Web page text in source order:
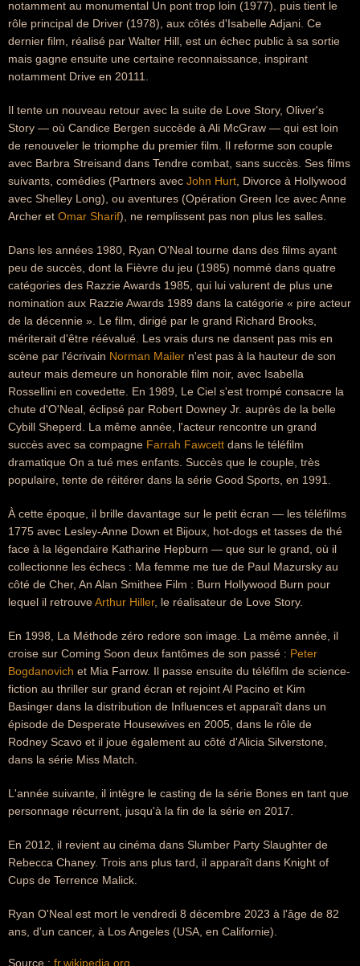
notamment au monumental Un pont trop loin (1977), puis tient le
rôle principal de Driver (1978), aux côtés d'Isabelle Adjani. Ce
dernier film, réalisé par Walter Hill, est un échec public à sa sortie
mais gagne ensuite une certaine reconnaissance, inspirant
notamment Drive en 20111.
Il tente un nouveau retour avec la suite de Love Story, Oliver's
Story — où Candice Bergen succède à Ali McGraw — qui est loin
de renouveler le triomphe du premier film. Il reforme son couple
avec Barbra Streisand dans Tendre combat, sans succès. Ses films
suivants, comédies (Partners avec John Hurt , Divorce à Hollywood
avec Shelley Long), ou aventures (Opération Green Ice avec Anne
Archer et Omar Sharif), ne remplissent pas non plus les salles.
Dans les années 1980, Ryan O'Neal tourne dans des films ayant
peu de succès, dont la Fièvre du jeu (1985) nommé dans quatre
catégories des Razzie Awards 1985, qui lui valurent de plus une
nomination aux Razzie Awards 1989 dans la catégorie « pire acteur
de la décennie ». Le film, dirigé par le grand Richard Brooks,
mériterait d'être réévalué. Les vrais durs ne dansent pas mis en
scène par l'écrivain Norman Mailer n'est pas à la hauteur de son
auteur mais demeure un honorable film noir, avec Isabella
Rossellini en covedette. En 1989, Le Ciel s'est trompé consacre la
chute d'O'Neal, éclipsé par Robert Downey Jr. auprès de la belle
Cybill Sheperd. La même année, l'acteur rencontre un grand
succès avec sa compagne Farrah Fawcett dans le téléfilm
dramatique On a tué mes enfants. Succès que le couple, très
populaire, tente de réitérer dans la série Good Sports, en 1991.
À cette époque, il brille davantage sur le petit écran — les téléfilms
1775 avec Lesley-Anne Down et Bijoux, hot-dogs et tasses de thé
face à la légendaire Katharine Hepburn — que sur le grand, où il
collectionne les échecs : Ma femme me tue de Paul Mazursky au
côté de Cher, An Alan Smithee Film : Burn Hollywood Burn pour
lequel il retrouveArthur Hiller, le réalisateur de Love Story.
En 1998, La Méthode zéro redore son image. La même année, il
croise sur Coming Soon deux fantômes de son passé : Peter
Bogdanovich et Mia Farrow. Il passe ensuite du téléfilm de science-
fiction au thriller sur grand écran et rejoint Al Pacino et Kim
Basinger dans la distribution de Influences et apparaît dans un
épisode de Desperate Housewives en 2005, dans le rôle de
Rodney Scavo et il joue également au côté d'Alicia Silverstone,
dans la série Miss Match.
L'année suivante, il intègre le casting de la série Bones en tant que
personnage récurrent, jusqu'à la fin de la série en 2017.
En 2012, il revient au cinéma dans Slumber Party Slaughter de
Rebecca Chaney. Trois ans plus tard, il apparaît dans Knight of
Cups de Terrence Malick.
Ryan O'Neal est mort le vendredi 8 décembre 2023 à l'âge de 82
ans, d'un cancer, à Los Angeles (USA, en Californie).
Source : fr.wikipedia.org